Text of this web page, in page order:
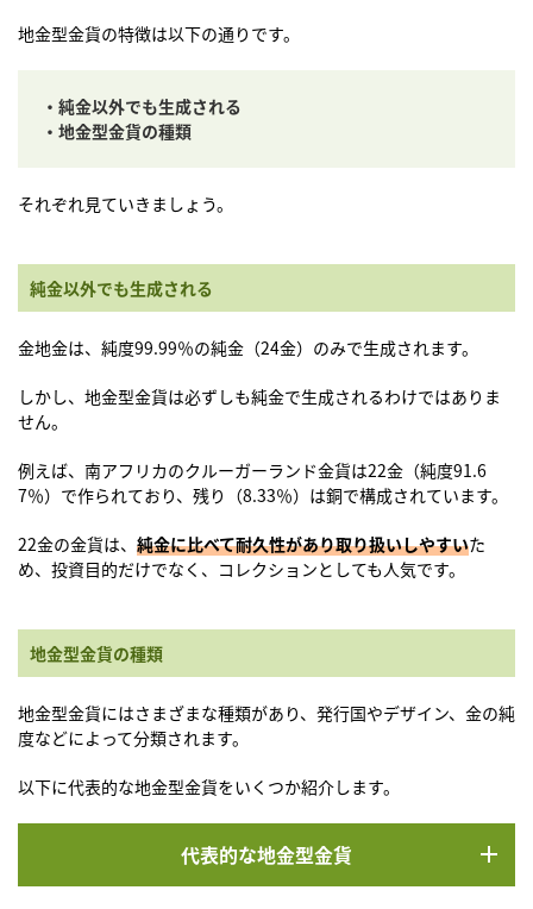
地金型金貨の特徴は以下の通りです。
・純金以外でも生成される
・地金型金貨の種類
それぞれ見ていきましょう。
純金以外でも生成される
金地金は、純度99.99％の純金（24金）のみで生成されます。
しかし、地金型金貨は必ずしも純金で生成されるわけではありま
せん。
例えば、南アフリカのクルーガーランド金貨は22金（純度91.6
7％）で作られており、残り（8.33％）は銅で構成されています。
22金の金貨は、 純金に比べて耐久性があり取り扱いしやすいた
め、投資目的だけでなく、コレクションとしても人気です。
地金型金貨の種類
地金型金貨にはさまざまな種類があり、発行国やデザイン、金の純
度などによって分類されます。
以下に代表的な地金型金貨をいくつか紹介します。
代表的な地金型金貨